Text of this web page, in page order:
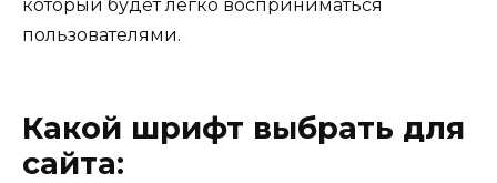
который будет легко восприниматься
пользователями.
Какой шрифт выбрать для
сайта: